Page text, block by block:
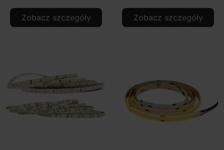
Zobacz szczegóły Zobacz szczegóły